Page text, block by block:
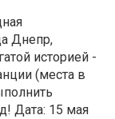
Днепр,
историей -
(места в
Дата: 15 мая